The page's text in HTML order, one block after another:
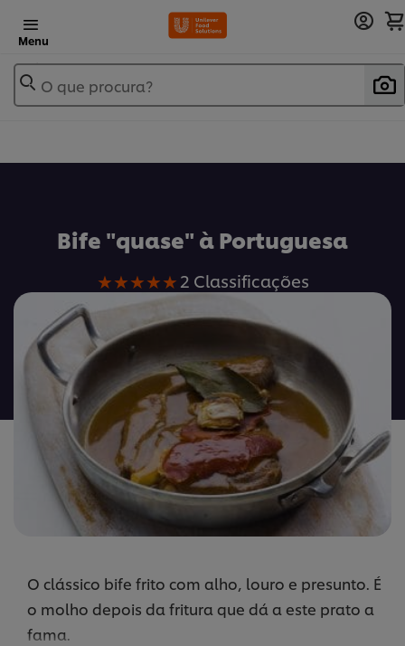
Menu
O que procura?
Bife "quase" à Portuguesa
A
média
deste
Bife
&quot;quase&quot;
à
Portuguesa
é
5.0
de
5
2
classificações.
2 Classificações
O clássico bife frito com alho, louro e presunto. É
o molho depois da fritura que dá a este prato a
fama.